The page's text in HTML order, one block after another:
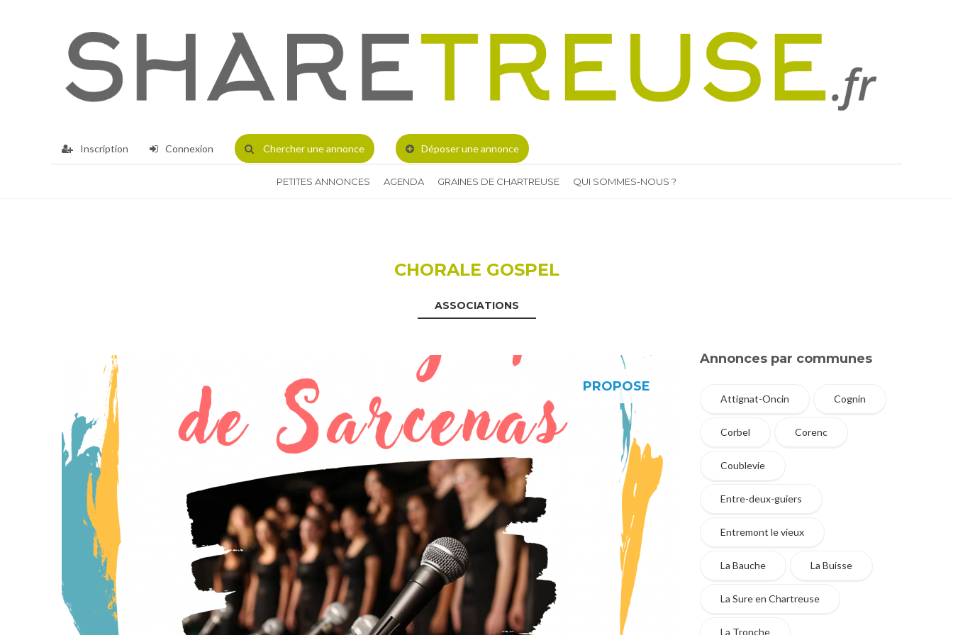
Inscription Connexion Chercherune annonce Déposer une annonce
PETITES ANNONCES AGENDA GRAINES DE CHARTREUSE QUI SOMMES-NOUS ?
CHORALE GOSPEL
ASSOCIATIONS
PROPOSE
Annonces par communes
Attignat-Oncin Cognin
Corbel Corenc
Coublevie
Entre-deux-guiers
Entremont le vieux
La Bauche La Buisse
La Sure en Chartreuse
La Tronche